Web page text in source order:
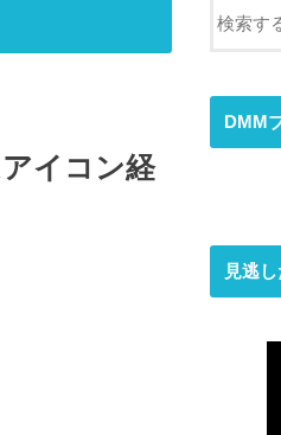
イコン経
DMM
見逃